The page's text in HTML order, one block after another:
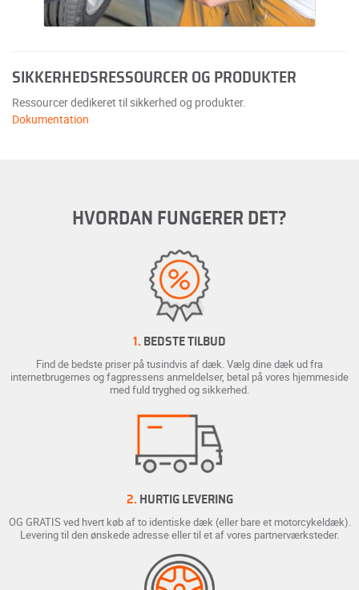
SIKKERHEDSRESSOURCER OG PRODUKTER
Ressourcer dedikeret til sikkerhed og produkter.
Dokumentation
HVORDAN FUNGERER DET?
1. BEDSTE TILBUD
Find de bedste priser på tusindvis af dæk. Vælg dine dæk ud fra
internetbrugernes og fagpressens anmeldelser, betal på vores hjemmeside
med fuld tryghed og sikkerhed.
2. HURTIG LEVERING
OG GRATIS ved hvert køb af to identiske dæk (eller bare et motorcykeldæk).
Levering til den ønskede adresse eller til et af vores partnerværksteder.